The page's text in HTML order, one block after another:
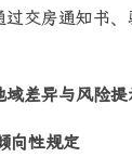
交房通知书
域差异与风险提
向性规定